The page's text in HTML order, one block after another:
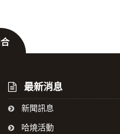
最新消息
新聞訊息
哈燒活動